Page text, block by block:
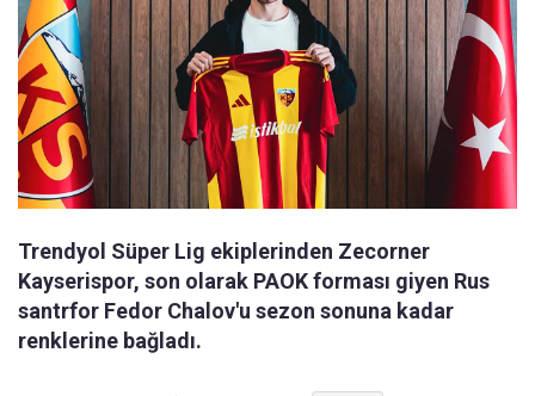
Trendyol Süper Lig ekiplerinden Zecorner
Kayserispor, son olarak PAOK forması giyen Rus
santrfor Fedor Chalov'u sezon sonuna kadar
renklerine bağladı.